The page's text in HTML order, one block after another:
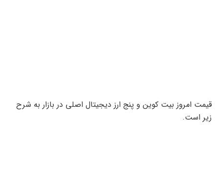
قیمت امروز بیت کوین و پنج ارز دیجیتال اصلی در بازار به شرح
زیر است.